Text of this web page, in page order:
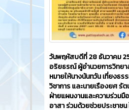
วันพฤหัสบดีที่ 18 มกราคม
อริยธรณ์ ผู้อำนวยการวิทย
ด้วยนายสถาพร อุ่นเรือนงา